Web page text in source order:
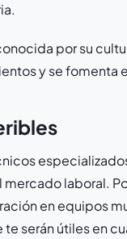
por su
y se fomenta
laboral.
en equipos
serán útiles en